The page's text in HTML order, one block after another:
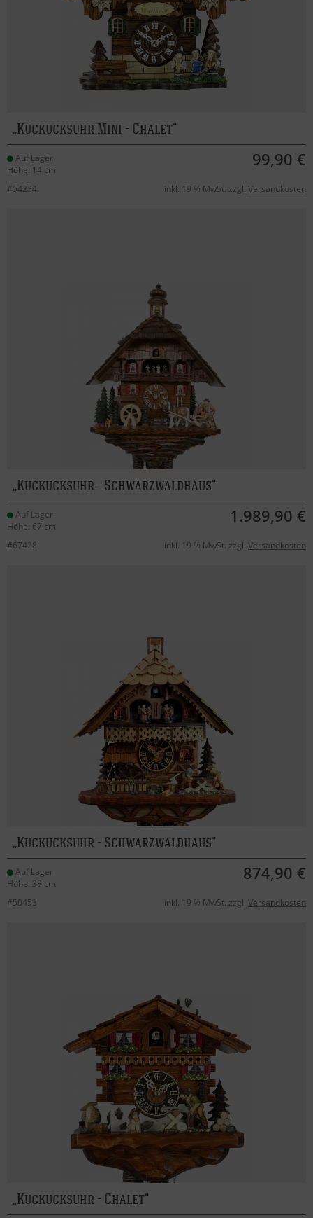
Kuckucksuhr Mini - Chalet
Auf Lager
Höhe: 14 cm
99,90 €
#54234 inkl. 19 % MwSt. zzgl. Versandkosten
Kuckucksuhr - Schwarzwaldhaus
Auf Lager
Höhe: 67 cm
1.989,90 €
#67428 inkl. 19 % MwSt. zzgl. Versandkosten
Kuckucksuhr - Schwarzwaldhaus
Auf Lager
Höhe: 38 cm
874,90 €
#50453 inkl. 19 % MwSt. zzgl. Versandkosten
Kuckucksuhr - Chalet